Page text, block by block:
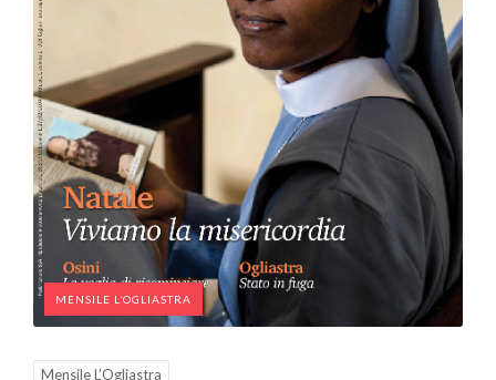
MENSILE L’OGLIASTRA
Mensile L’Ogliastra